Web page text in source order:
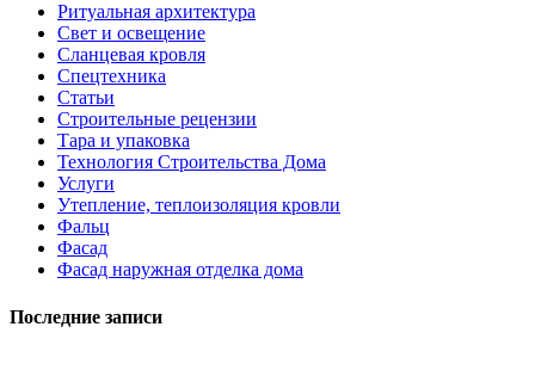
Ритуальная архитектура
Свет и освещение
Сланцевая кровля
Спецтехника
Статьи
Строительные рецензии
Тара и упаковка
Технология Строительства Дома
Услуги
Утепление, теплоизоляция кровли
Фальц
Фасад
Фасад наружная отделка дома
Последние записи